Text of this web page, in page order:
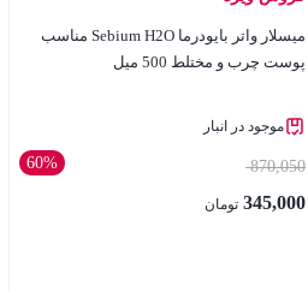
میسلار واتر بایودرما Sebium H2O مناسب
پوست چرب و مختلط 500 میل
موجود در انبار
60% 870,050
345,000 تومان